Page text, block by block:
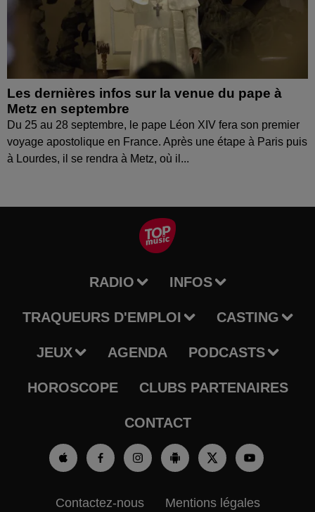
Les dernières infos sur la venue du pape à
Metz en septembre
Du 25 au 28 septembre, le pape Léon XIV fera son premier
voyage apostolique en France. Après une étape à Paris puis
à Lourdes, il se rendra à Metz, où il...
RADIO INFOS
TRAQUEURS D'EMPLOI CASTING
JEUX AGENDA PODCASTS
HOROSCOPE CLUBS PARTENAIRES
CONTACT
Contactez-nous Mentions légales